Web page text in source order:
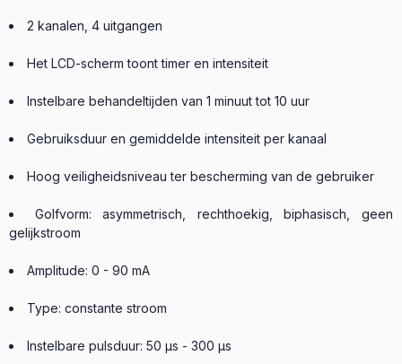
2 kanalen, 4 uitgangen
Het LCD-scherm toont timer en intensiteit
Instelbare behandeltijden van 1 minuut tot 10 uur
Gebruiksduur en gemiddelde intensiteit per kanaal
Hoog veiligheidsniveau ter bescherming van de gebruiker
Golfvorm: asymmetrisch, rechthoekig, biphasisch, geen
gelijkstroom
Amplitude: 0 - 90 mA
Type: constante stroom
Instelbare pulsduur: 50 μs - 300 μs